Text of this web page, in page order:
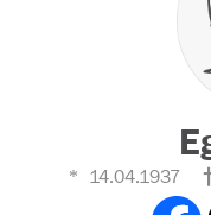
14.04.1937